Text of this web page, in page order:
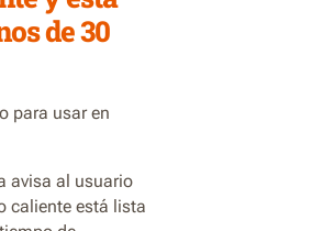
de 30
para usar en
avisa al usuario
caliente está lista